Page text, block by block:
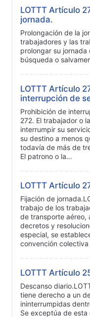
LOTTT Artículo
jornada.
Prolongación de la
trabajadores y las
prolongar su jornada
búsqueda o
LOTTT Artículo
interrupción de
Prohibición de
272. El trabajador o
interrumpir su
su destino a menos
todavía de más de
El patrono o la…
LOTTT Artículo
Fijación de
trabajo de los
de transporte aéreo,
decretos y
especial, se
convención
LOTTT Artículo
Descanso
tiene derecho a un
ininterrumpidas
Se exceptúa de